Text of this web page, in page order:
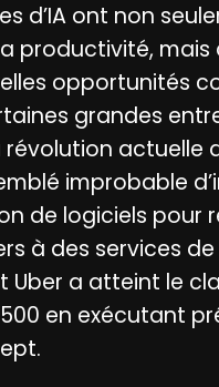
d’IA ont non
productivité, mais
opportunités
grandes
actuelle
improbable
de logiciels pour
à des services
Uber a atteint le
en exécutant